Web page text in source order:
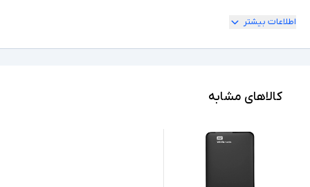
سایر توضیحات
اطلاعات بیشتر
کالاهای مشابه